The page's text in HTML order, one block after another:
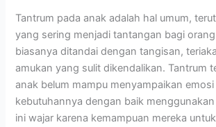
Tantrum pada anak adalah hal umum,
yang sering menjadi tantangan bagi
biasanya ditandai dengan tangisan,
amukan yang sulit dikendalikan. Tantrum
anak belum mampu menyampaikan emosi
kebutuhannya dengan baik
ini wajar karena kemampuan mereka untuk